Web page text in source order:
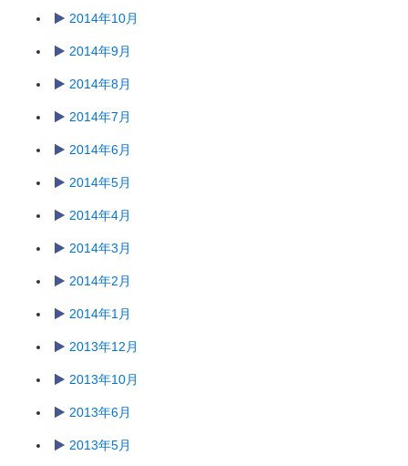
2014年10月
2014年9月
2014年8月
2014年7月
2014年6月
2014年5月
2014年4月
2014年3月
2014年2月
2014年1月
2013年12月
2013年10月
2013年6月
2013年5月